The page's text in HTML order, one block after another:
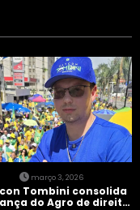
março 3, 2026
Tombini consolida
do Agro de direita